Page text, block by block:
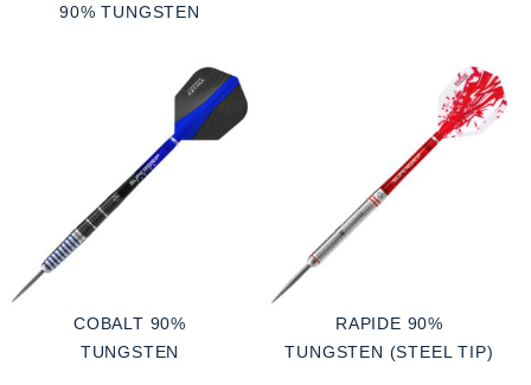
90% TUNGSTEN
COBALT 90%
TUNGSTEN
RAPIDE 90%
TUNGSTEN (STEEL TIP)